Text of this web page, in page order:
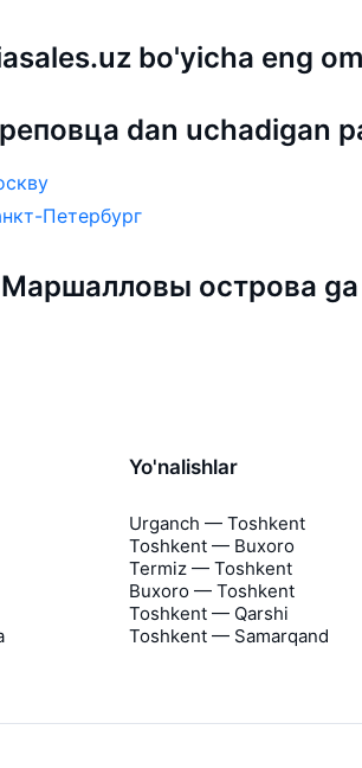
bo'yicha eng
dan uchadigan
Петербург
острова
Yo'nalishlar
Urganch — Toshkent
Toshkent — Buxoro
Termiz — Toshkent
Buxoro — Toshkent
Toshkent — Qarshi
Toshkent — Samarqand